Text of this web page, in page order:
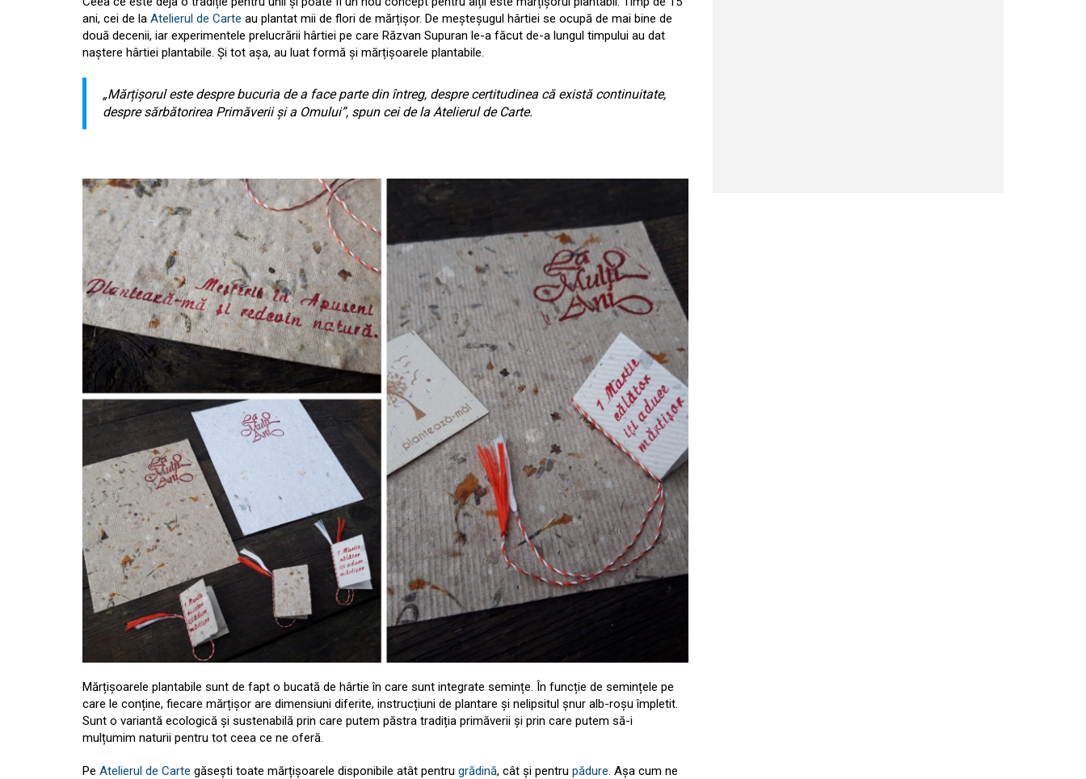
ani, cei de la Atelierul de Carte au plantat mii de flori de mărțișor. De meșteșugul hârtiei se ocupă de mai bine de
două decenii, iar experimentele prelucrării hârtiei pe care Răzvan Supuran le-a făcut de-a lungul timpului au dat
naștere hârtiei plantabile. Și tot așa, au luat formă și mărțișoarele plantabile.
„Mărțișorul este despre bucuria de a face parte din întreg, despre certitudinea că există continuitate,
despre sărbătorirea Primăverii și a Omului”, spun cei de la Atelierul de Carte.
Mărțișoarele plantabile sunt de fapt o bucată de hârtie în care sunt integrate semințe. În funcție de semințele pe
care le conține, fiecare mărțișor are dimensiuni diferite, instrucțiuni de plantare și nelipsitul șnur alb-roșu împletit.
Sunt o variantă ecologică și sustenabilă prin care putem păstra tradiția primăverii și prin care putem să-i
mulțumim naturii pentru tot ceea ce ne oferă.
Pe Atelierul de Carte găsești toate mărțișoarele disponibile atât pentru grădină, cât și pentru pădure. Așa cum ne